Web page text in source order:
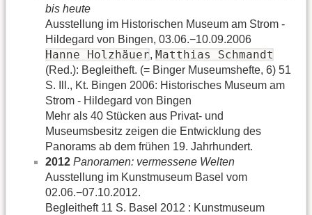
bis heute
Ausstellung im Historischen Museum am Strom -
Hildegard von Bingen, 03.06.−10.09.2006
Hanne Holzhäuer, Matthias Schmandt
(Red.): Begleitheft. (= Binger Museumshefte, 6) 51
S. Ill., Kt. Bingen 2006: Historisches Museum am
Strom - Hildegard von Bingen
Mehr als 40 Stücken aus Privat- und
Museumsbesitz zeigen die Entwicklung des
Panorams ab dem frühen 19. Jahrhundert.
2012 Panoramen: vermessene Welten
Ausstellung im Kunstmuseum Basel vom
02.06.−07.10.2012.
Begleitheft 11 S. Basel 2012 : Kunstmuseum